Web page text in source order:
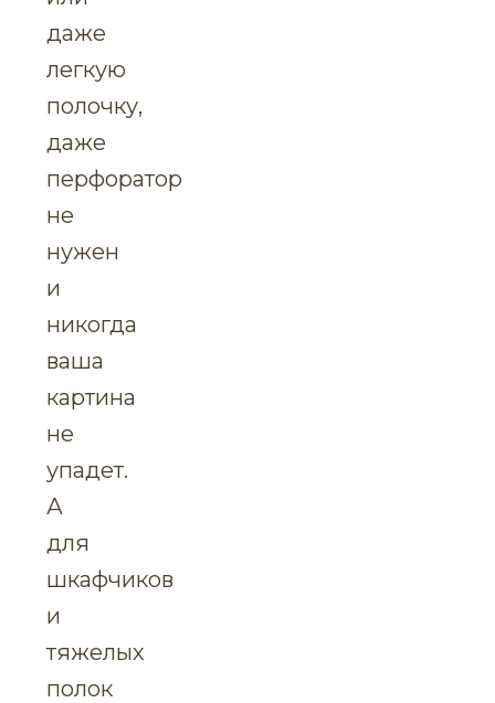
даже
легкую
полочку,
даже
перфоратор
не
нужен
и
никогда
ваша
картина
не
упадет.
А
для
шкафчиков
и
тяжелых
полок